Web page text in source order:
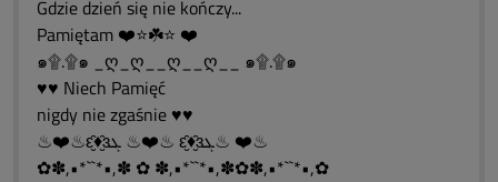
Gdzie dzień się nie kończy...
Pamiętam ❤️⭐☘️⭐ ❤️
๑۩.۩๑ _ღ_ღ__ღ__ღ__ ๑۩.۩๑
♥♥ Niech Pamięć
nigdy nie zgaśnie ♥♥
♨❤️♨ԑ̮̑♦̮̑ɜܓ ♨❤️♨ ԑ̮̑♦̮̑ɜܓ♨ ❤️♨
✿✽,•*``*•,✽ ✿ ✽,•*``*•,✽✿✽,•*``*•,✿